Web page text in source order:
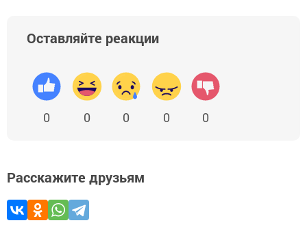
Оставляйте реакции
0 0 0 0 0
Расскажите друзьям